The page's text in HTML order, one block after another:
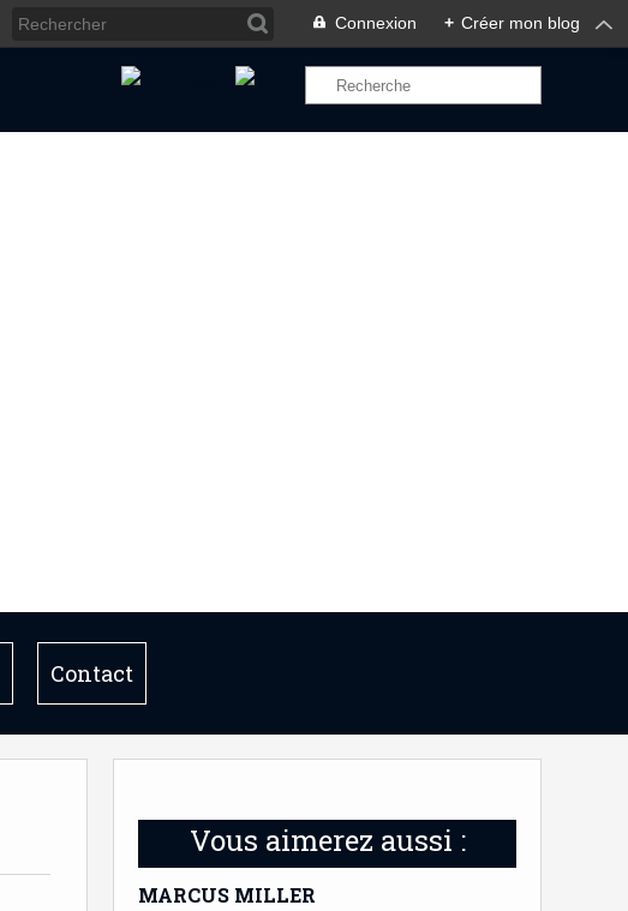
Connexion + Créer mon blog
Contact
Vous aimerez aussi :
MARCUS MILLER